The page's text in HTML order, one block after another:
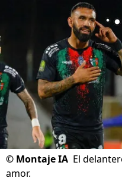
© Montaje IA El
amor.